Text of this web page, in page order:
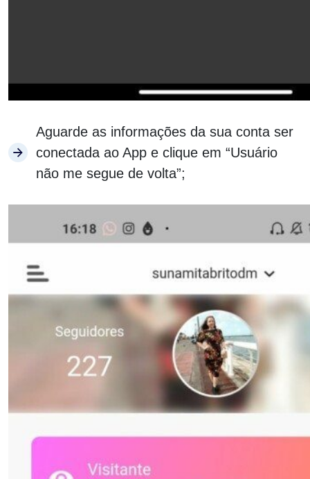
Aguarde as informações da sua conta ser
conectada ao App e clique em “Usuário
não me segue de volta”;